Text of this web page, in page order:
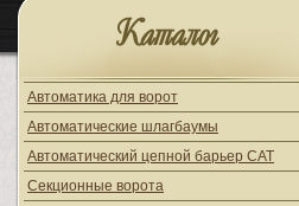
Каталог
Автоматика для ворот
Автоматические шлагбаумы
Автоматический цепной барьер CAT
Секционные ворота